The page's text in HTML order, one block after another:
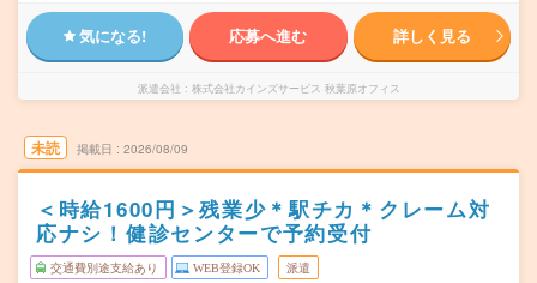
気になる! 応募へ進む 詳しく見る
派遣会社 株式会社カインズサービス 秋葉原オフィス
未読 掲載日 2026/08/09
＜時給1600円＞残業少＊駅チカ＊クレーム対
応ナシ！健診センターで予約受付
交通費別途支給あり WEB登録OK 派遣